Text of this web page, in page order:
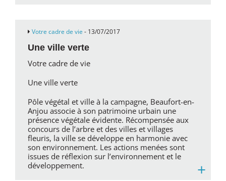
Votre cadre de vie - 13/07/2017
Une ville verte
Votre cadre de vie
Une ville verte
Pôle végétal et ville à la campagne, Beaufort-en-
Anjou associe à son patrimoine urbain une
présence végétale évidente. Récompensée aux
concours de l’arbre et des villes et villages
fleuris, la ville se développe en harmonie avec
son environnement. Les actions menées sont
issues de réflexion sur l’environnement et le
développement.
+